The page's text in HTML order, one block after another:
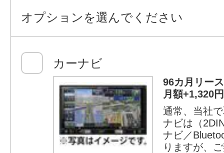
オプションを選んでください
カーナビ
96カ月リー
月額+1,320
通常、当社
ナビは（
ナビ／
りますが、